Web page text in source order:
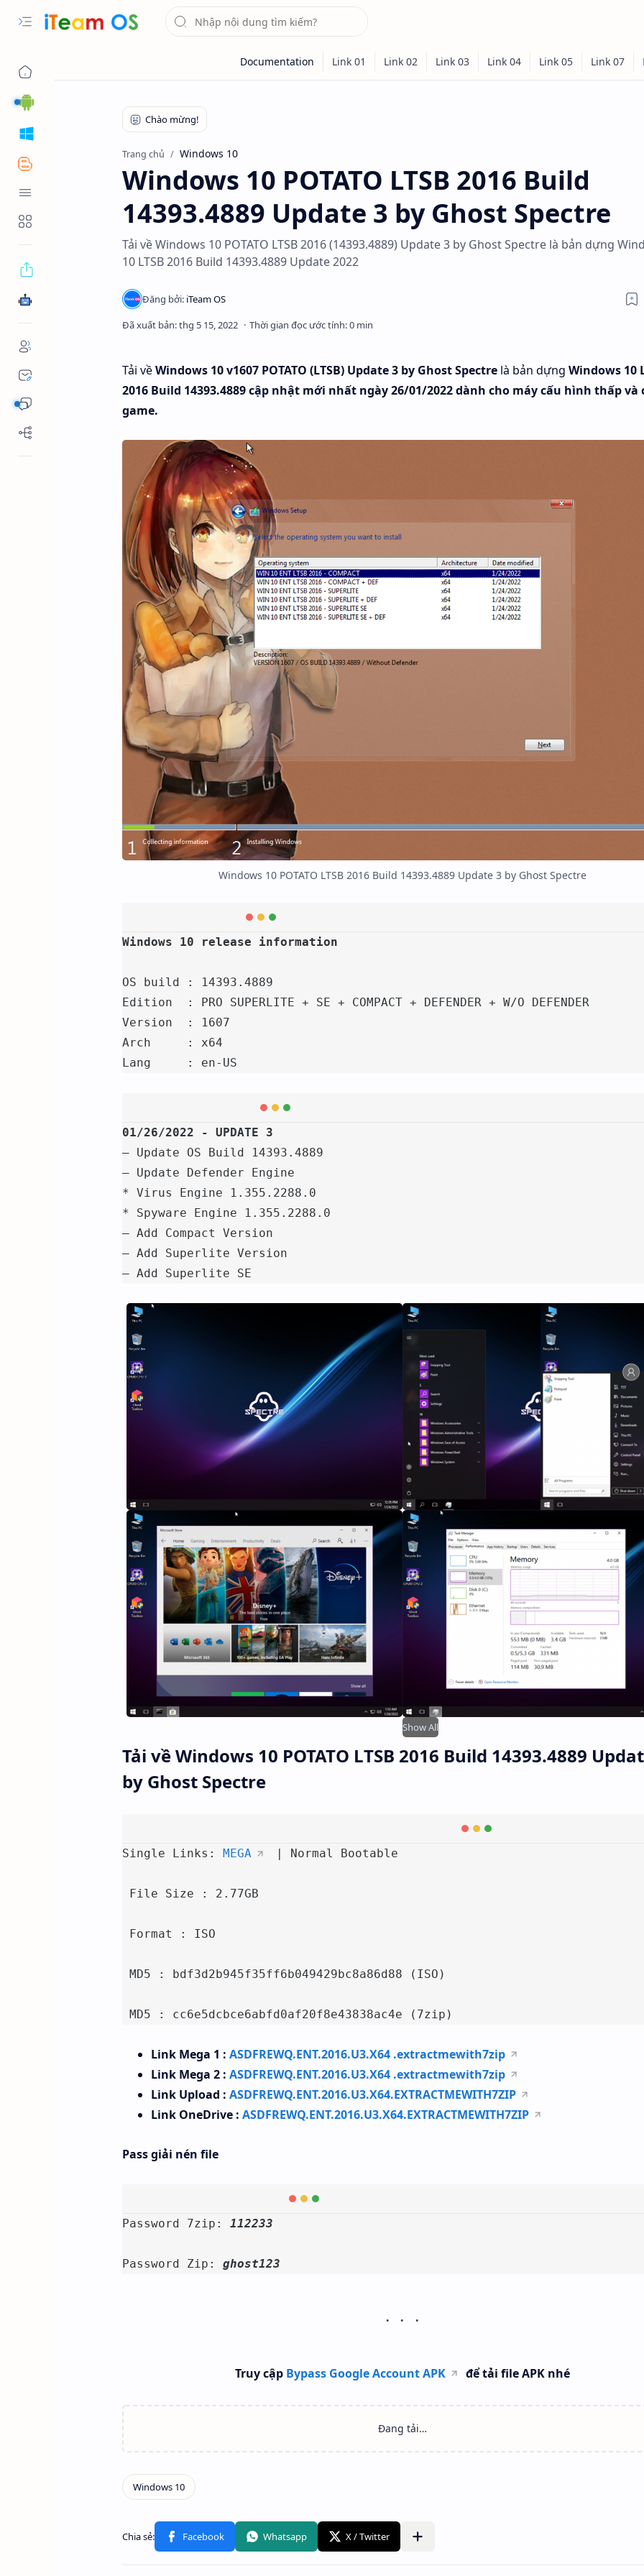
Trang chủ Windows 10
Windows 10 POTATO LTSB 2016 Build
14393.4889 Update 3 by Ghost Spectre
Tải về Windows 10 POTATO LTSB 2016 (14393.4889) Update 3 by Ghost Spectre là bản dựng
10 LTSB 2016 Build 14393.4889 Update 2022
Tải vềWindows 10 v1607 POTATO (LTSB) Update 3 by Ghost Spectrelà bản dựng Windows 10
2016 Build 14393.4889 cập nhật mới nhất ngày 26/01/2022 dành cho máy cấu hình thấp và
game.
Windows 10 POTATO LTSB 2016 Build 14393.4889 Update 3 by Ghost Spectre
OS build : 14393.4889
Edition  : PRO SUPERLITE + SE + COMPACT + DEFENDER + W/O DEFENDER
Version  : 1607
Arch     : x64
Lang     : en-US
01/26/2022 - UPDATE 3
– Update OS Build 14393.4889
– Update Defender Engine
* Virus Engine 1.355.2288.0
* Spyware Engine 1.355.2288.0
– Add Compact Version
– Add Superlite Version
– Add Superlite SE
Show All
Tải về Windows 10 POTATO LTSB 2016 Build 14393.4889
by Ghost Spectre
Single Links: MEGA | Normal Bootable
File Size : 2.77GB
Format : ISO
MD5 : bdf3d2b945f35ff6b049429bc8a86d88 (ISO)
MD5 : cc6e5dcbce6abfd0af20f8e43838ac4e (7zip)
Link Mega 1 : ASDFREWQ.ENT.2016.U3.X64 .extractmewith7zip
Link Mega 2 : ASDFREWQ.ENT.2016.U3.X64 .extractmewith7zip
Link Upload : ASDFREWQ.ENT.2016.U3.X64.EXTRACTMEWITH7ZIP
Link OneDrive : ASDFREWQ.ENT.2016.U3.X64.EXTRACTMEWITH7ZIP
Pass giải nén file
Password 7zip: 112233
Password Zip: ghost123
Truy cập Bypass Google Account APK để tải file APK nhé